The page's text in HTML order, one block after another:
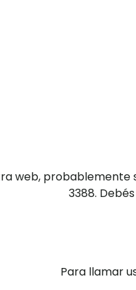
web,
3388.
Para llamar